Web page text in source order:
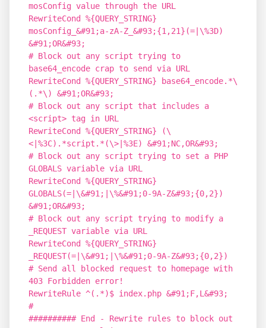
mosConfig value through the URL
RewriteCond %{QUERY_STRING}
mosConfig_&#91;a-zA-Z_&#93;{1,21}(=|\%3D)
&#91;OR&#93;
# Block out any script trying to
base64_encode crap to send via URL
RewriteCond %{QUERY_STRING} base64_encode.*\
(.*\) &#91;OR&#93;
# Block out any script that includes a
<script> tag in URL
RewriteCond %{QUERY_STRING} (\
<|%3C).*script.*(\>|%3E) &#91;NC,OR&#93;
# Block out any script trying to set a PHP
GLOBALS variable via URL
RewriteCond %{QUERY_STRING}
GLOBALS(=|\&#91;|\%&#91;0-9A-Z&#93;{0,2})
&#91;OR&#93;
# Block out any script trying to modify a
_REQUEST variable via URL
RewriteCond %{QUERY_STRING}
_REQUEST(=|\&#91;|\%&#91;0-9A-Z&#93;{0,2})
# Send all blocked request to homepage with
403 Forbidden error!
RewriteRule ^(.*)$ index.php &#91;F,L&#93;
#
########## End - Rewrite rules to block out